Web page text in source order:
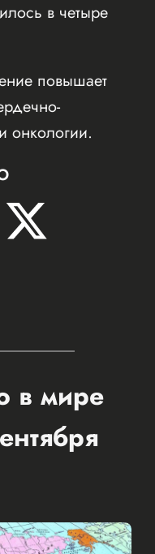
в четыре
повышает
онкологии.
в мире